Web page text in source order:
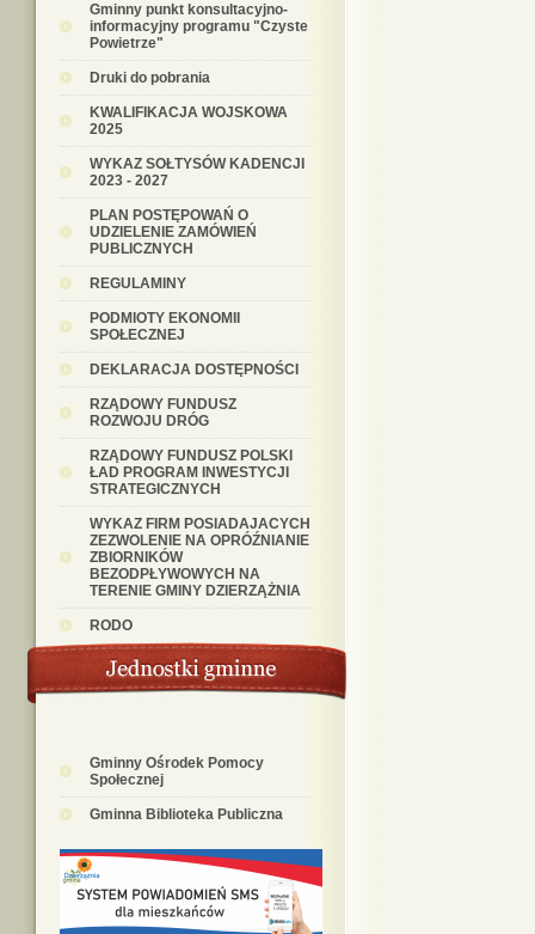
Gminny punkt konsultacyjno-
informacyjny programu "Czyste
Powietrze"
Druki do pobrania
KWALIFIKACJA WOJSKOWA
2025
WYKAZ SOŁTYSÓW KADENCJI
2023 - 2027
PLAN POSTĘPOWAŃ O
UDZIELENIE ZAMÓWIEŃ
PUBLICZNYCH
REGULAMINY
PODMIOTY EKONOMII
SPOŁECZNEJ
DEKLARACJA DOSTĘPNOŚCI
RZĄDOWY FUNDUSZ
ROZWOJU DRÓG
RZĄDOWY FUNDUSZ POLSKI
ŁAD PROGRAM INWESTYCJI
STRATEGICZNYCH
WYKAZ FIRM POSIADAJACYCH
ZEZWOLENIE NA OPRÓŹNIANIE
ZBIORNIKÓW
BEZODPŁYWOWYCH NA
TERENIE GMINY DZIERZĄŻNIA
RODO
Gminny Ośrodek Pomocy
Społecznej
Gminna Biblioteka Publiczna